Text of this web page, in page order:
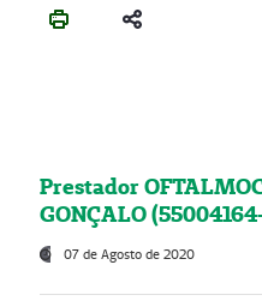
Prestador
GONÇALO
07 de Agosto de 2020